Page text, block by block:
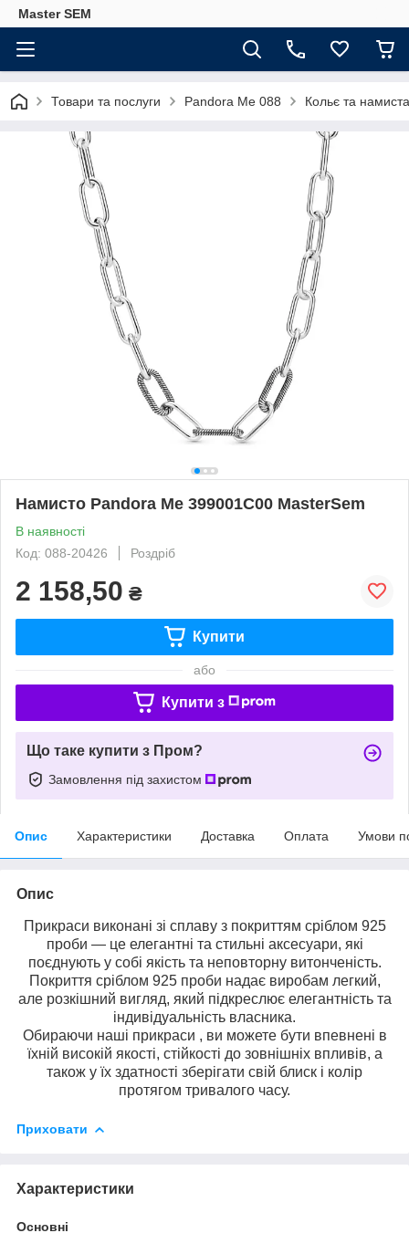
Master SEM
Товари та послуги Pandora Me 088 Кольє та намиста
Намисто Pandora Me 399001C00 MasterSem
В наявності
Код: 088-20426
Роздріб
2 158,50 ₴
Купити
або
Купити з
Що таке купити з Пром?
Замовлення під захистом
Опис Характеристики Доставка Оплата Умови
Опис
Прикраси виконані зі сплаву з покриттям сріблом 925
проби — це елегантні та стильні аксесуари, які
поєднують у собі якість та неповторну витонченість.
Покриття сріблом 925 проби надає виробам легкий,
але розкішний вигляд, який підкреслює елегантність та
індивідуальність власника.
Обираючи наші прикраси , ви можете бути впевнені в
їхній високій якості, стійкості до зовнішніх впливів, а
також у їх здатності зберігати свій блиск і колір
протягом тривалого часу.
Приховати
Характеристики
Основні